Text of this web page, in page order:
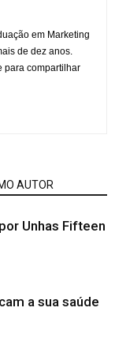
em Marketing
de dez anos.
para compartilhar
AUTOR
Unhas Fifteen
a sua saúde